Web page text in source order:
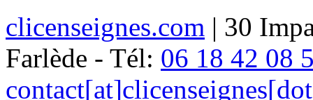
clicenseignes.com | 30
Farlède - Tél: 06 18 42 08